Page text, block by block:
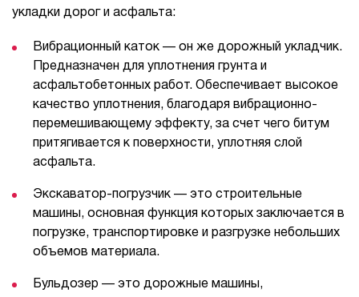
укладки дорог и асфальта:
Вибрационный каток — он же дорожный укладчик.
Предназначен для уплотнения грунта и
асфальтобетонных работ. Обеспечивает высокое
качество уплотнения, благодаря вибрационно-
перемешивающему эффекту, за счет чего битум
притягивается к поверхности, уплотняя слой
асфальта.
Экскаватор-погрузчик — это строительные
машины, основная функция которых заключается в
погрузке, транспортировке и разгрузке небольших
объемов материала.
Бульдозер — это дорожные машины,